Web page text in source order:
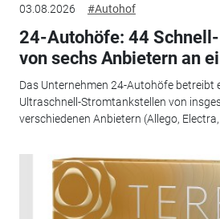
03.08.2026 #Autohof
24-Autohöfe: 44
von sechs Anbietern an
Das Unternehmen 24-Autohöfe betreibt
Ultraschnell-Stromtankstellen von
verschiedenen Anbietern (Allego, Electra,